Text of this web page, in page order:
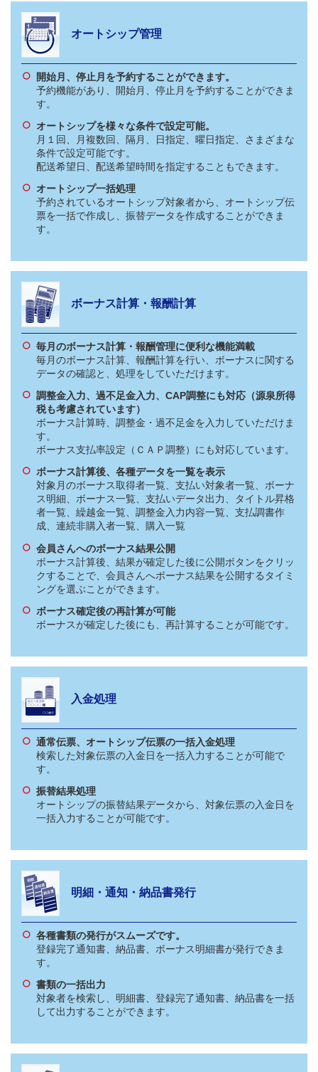
オートシップ管理
開始月、停止月を予約することができます。
予約機能があり、開始月、停止月を予約することができま
す。
オートシップを様々な条件で設定可能。
月１回、月複数回、隔月、日指定、曜日指定、さまざまな
条件で設定可能です。
配送希望日、配送希望時間を指定することもできます。
オートシップ一括処理
予約されているオートシップ対象者から、オートシップ伝
票を一括で作成し、振替データを作成することができま
す。
ボーナス計算・報酬計算
毎月のボーナス計算・報酬管理に便利な機能満載
毎月のボーナス計算、報酬計算を行い、ボーナスに関する
データの確認と、処理をしていただけます。
調整金入力、過不足金入力、CAP調整にも対応（源泉所得
税も考慮されています）
ボーナス計算時、調整金・過不足金を入力していただけま
す。
ボーナス支払率設定（ＣＡＰ調整）にも対応しています。
ボーナス計算後、各種データを一覧を表示
対象月のボーナス取得者一覧、支払い対象者一覧、ボーナ
ス明細、ボーナス一覧、支払いデータ出力、タイトル昇格
者一覧、繰越金一覧、調整金入力内容一覧、支払調書作
成、連続非購入者一覧、購入一覧
会員さんへのボーナス結果公開
ボーナス計算後、結果が確定した後に公開ボタンをクリッ
クすることで、会員さんへボーナス結果を公開するタイミ
ングを選ぶことができます。
ボーナス確定後の再計算が可能
ボーナスが確定した後にも、再計算することが可能です。
入金処理
通常伝票、オートシップ伝票の一括入金処理
検索した対象伝票の入金日を一括入力することが可能で
す。
振替結果処理
オートシップの振替結果データから、対象伝票の入金日を
一括入力することが可能です。
明細・通知・納品書発行
各種書類の発行がスムーズです。
登録完了通知書、納品書、ボーナス明細書が発行できま
す。
書類の一括出力
対象者を検索し、明細書、登録完了通知書、納品書を一括
して出力することができます。